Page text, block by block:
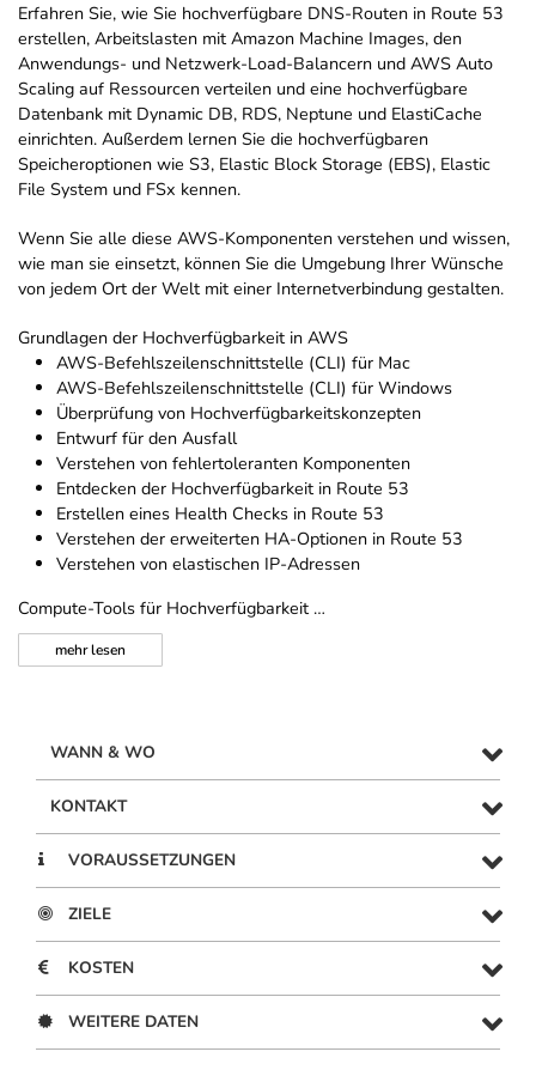
Erfahren Sie, wie Sie hochverfügbare DNS-Routen in Route 53
erstellen, Arbeitslasten mit Amazon Machine Images, den
Anwendungs- und Netzwerk-Load-Balancern und AWS Auto
Scaling auf Ressourcen verteilen und eine hochverfügbare
Datenbank mit Dynamic DB, RDS, Neptune und ElastiCache
einrichten. Außerdem lernen Sie die hochverfügbaren
Speicheroptionen wie S3, Elastic Block Storage (EBS), Elastic
File System und FSx kennen.
Wenn Sie alle diese AWS-Komponenten verstehen und wissen,
wie man sie einsetzt, können Sie die Umgebung Ihrer Wünsche
von jedem Ort der Welt mit einer Internetverbindung gestalten.
Grundlagen der Hochverfügbarkeit in AWS
AWS-Befehlszeilenschnittstelle (CLI) für Mac
AWS-Befehlszeilenschnittstelle (CLI) für Windows
Überprüfung von Hochverfügbarkeitskonzepten
Entwurf für den Ausfall
Verstehen von fehlertoleranten Komponenten
Entdecken der Hochverfügbarkeit in Route 53
Erstellen eines Health Checks in Route 53
Verstehen der erweiterten HA-Optionen in Route 53
Verstehen von elastischen IP-Adressen
Compute-Tools für Hochverfügbarkeit …
mehrlesen
WANN & WO
KONTAKT
VORAUSSETZUNGEN
ZIELE
KOSTEN
WEITERE DATEN